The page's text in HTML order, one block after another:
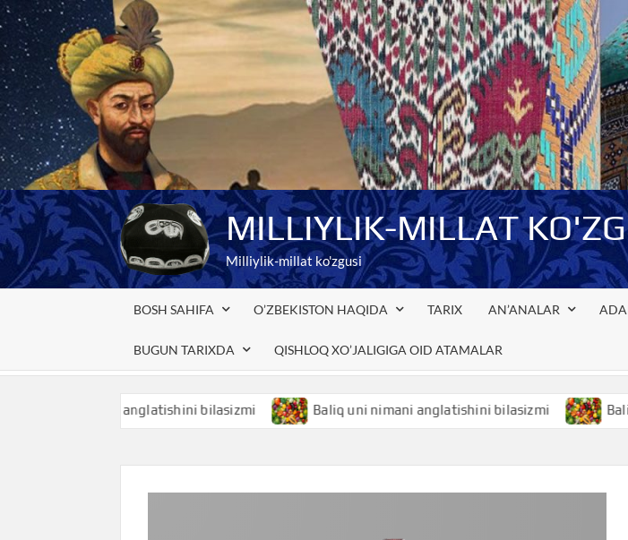
Skip
to
content
MILLIYLIK-MILLAT
Milliylik-millat ko'zgusi
BOSH SAHIFA O’ZBEKISTON HAQIDA TARIX AN’ANALAR
BUGUN TARIXDA QISHLOQ XO’JALIGIGA OID ATAMALAR
nimani anglatishini bilasizmi Baliq uni nimani anglatishini bilasizmi Baliqko’z